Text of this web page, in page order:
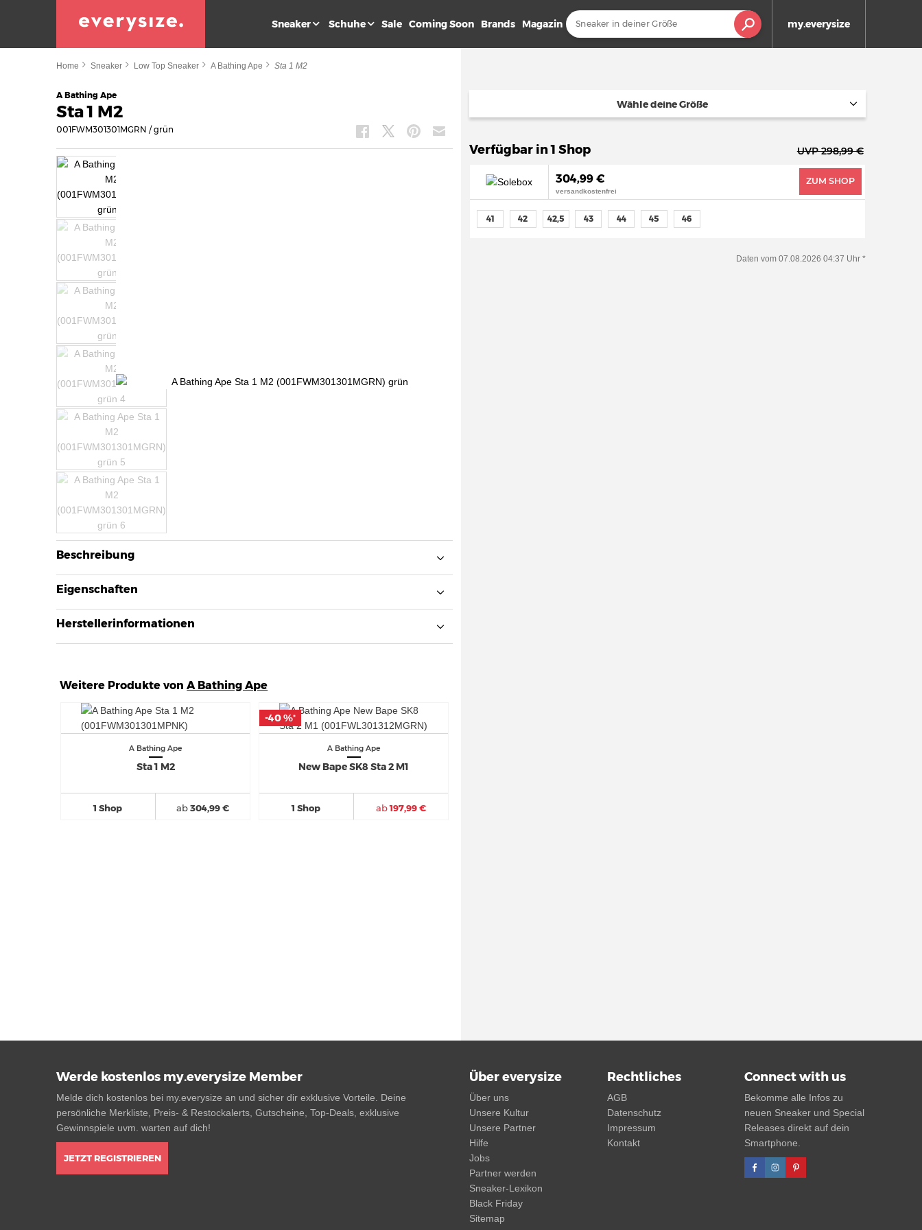
my.everysize
Sneaker Schuhe Sale Coming Soon Brands Magazin
Home Sneaker Low Top Sneaker A Bathing Ape Sta 1 M2
A Bathing Ape
Sta 1 M2
001FWM301301MGRN / grün
Beschreibung
Eigenschaften
Herstellerinformationen
Weitere Produkte vonA Bathing Ape
A Bathing Ape
Sta 1 M2
1 Shop ab304,99 €
A Bathing Ape
New Bape SK8 Sta 2 M1
1 Shop ab197,99 €
-40 %*
-40 %*
Wähle deine Größe
Verfügbar in 1 Shop UVP 298,99 €
304,99 €
versandkostenfrei
ZUM SHOP
41 42 42,5 43 44 45 46
Daten vom 07.08.2026 04:37 Uhr *
Werde kostenlos my.everysize Member
Melde dich kostenlos bei my.everysize an und sicher dir exklusive Vorteile. Deine
persönliche Merkliste, Preis- & Restockalerts, Gutscheine, Top-Deals, exklusive
Gewinnspiele uvm. warten auf dich!
JETZT REGISTRIEREN
Über everysize
Über uns
Unsere Kultur
Unsere Partner
Hilfe
Jobs
Partner werden
Sneaker-Lexikon
Black Friday
Sitemap
Rechtliches
AGB
Datenschutz
Impressum
Kontakt
Connect with us
Bekomme alle Infos zu
neuen Sneaker und Special
Releases direkt auf dein
Smartphone.